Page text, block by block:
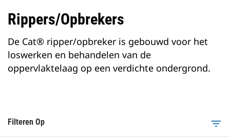
Rippers/opbrekers
De Cat® ripper/opbreker is gebouwd voor het
loswerken en behandelen van de
oppervlaktelaag op een verdichte ondergrond.
Filteren Op filter_list